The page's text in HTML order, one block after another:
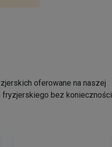
oferowane na naszej
fryzjerskiego bez konieczności